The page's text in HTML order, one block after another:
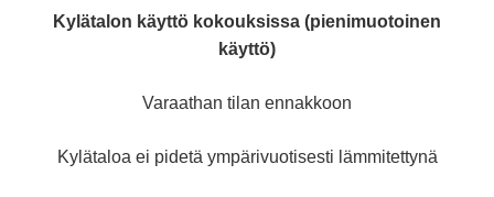
Kylätalon käyttö kokouksissa (pienimuotoinen
käyttö)
Varaathan tilan ennakkoon
Kylätaloa ei pidetä ympärivuotisesti lämmitettynä